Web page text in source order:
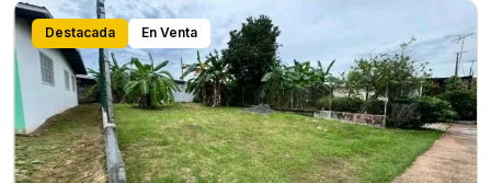
Destacada En Venta